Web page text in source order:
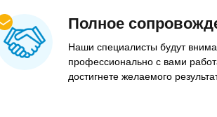
Полное
Наши специалисты будут
профессионально с вами
достигнете желаемого